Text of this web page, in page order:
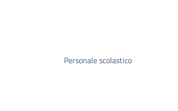
Personale scolastico